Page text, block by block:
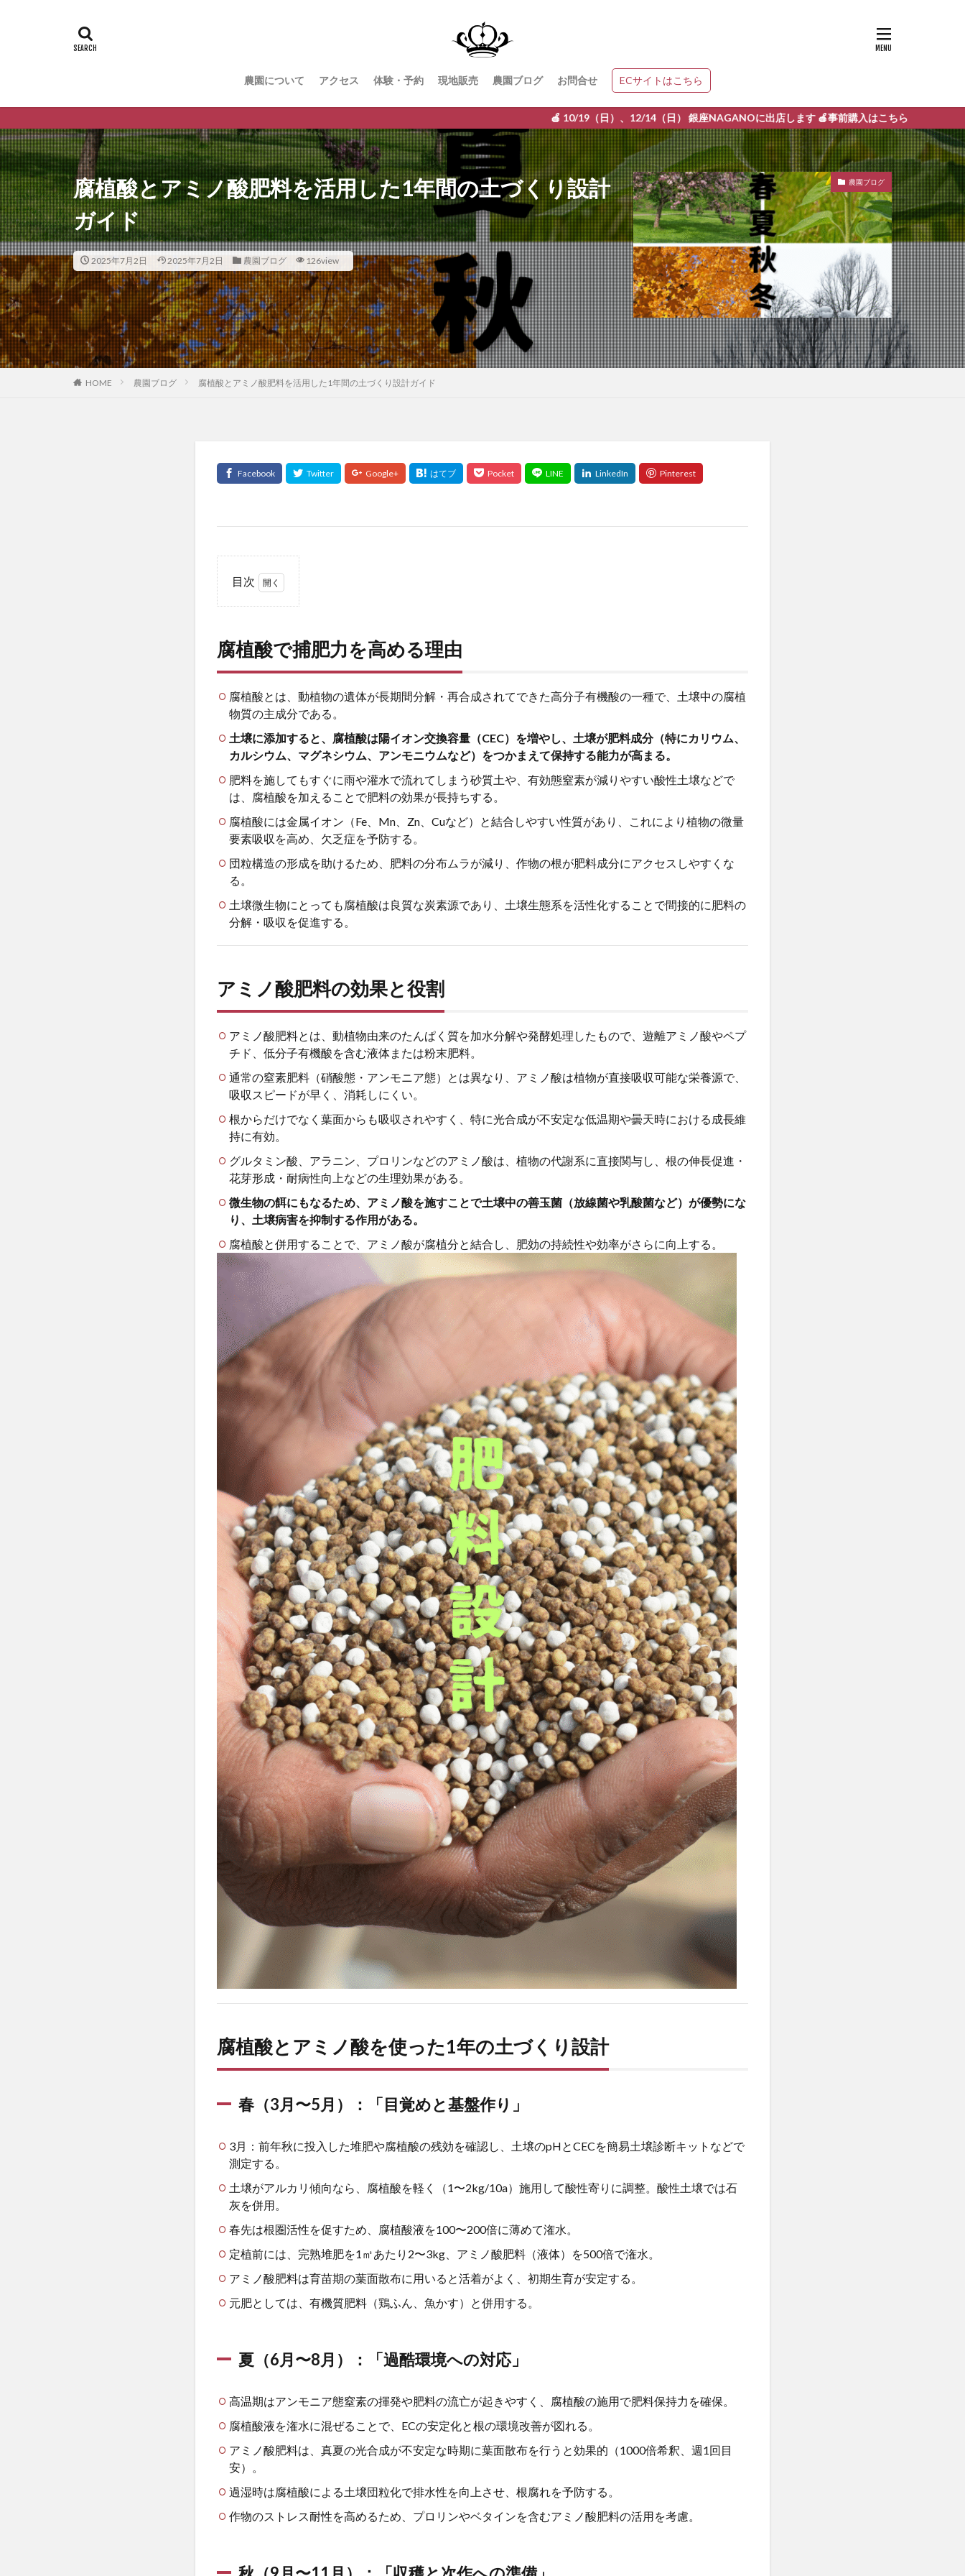
農園について アクセス 体験・予約 現地販売 農園ブログ お問合せ ECサイトはこちら
🍎 10/19（日）、12/14（日） 銀座NAGANOに出店します 🍎事前購入はこちら
腐植酸とアミノ酸肥料を活用した1年間の土づくり設計
ガイド
2025年7月2日 2025年7月2日 農園ブログ 126view
農園ブログ
HOME 農園ブログ 腐植酸とアミノ酸肥料を活用した1年間の土づくり設計ガイド
目次
酸
肥
力
を
高
め
理
由
2
ア
ミ
ノ
酸
肥
料
の
効
役
割
3
腐
酸
と
ミ
ノ
酸
を
使
っ
た1
年
の
土
づ
く
り
設
計
3.1
春（3
月〜5
月）：
「目覚
めと基
盤作
り」
3.2
夏（6
月〜8
月）：
「過酷
環境へ
の対
応」
3.3
秋（9
月〜
11
月）：
「収穫
と次作
への準
備」
3.4
冬
（12
月〜2
月）：
「休眠
期に仕
込む」
4
を
じ
戦
略
と
壌
の
ポ
ン
ト
5
お
り
に
腐植酸で捕肥力を高める理由
腐植酸とは、動植物の遺体が長期間分解・再合成されてできた高分子有機酸の一種で、土壌中の腐植
物質の主成分である。
土壌に添加すると、腐植酸は陽イオン交換容量（CEC）を増やし、土壌が肥料成分（特にカリウム、
カルシウム、マグネシウム、アンモニウムなど）をつかまえて保持する能力が高まる。
肥料を施してもすぐに雨や灌水で流れてしまう砂質土や、有効態窒素が減りやすい酸性土壌などで
は、腐植酸を加えることで肥料の効果が長持ちする。
腐植酸には金属イオン（Fe、Mn、Zn、Cuなど）と結合しやすい性質があり、これにより植物の微量
要素吸収を高め、欠乏症を予防する。
団粒構造の形成を助けるため、肥料の分布ムラが減り、作物の根が肥料成分にアクセスしやすくな
る。
土壌微生物にとっても腐植酸は良質な炭素源であり、土壌生態系を活性化することで間接的に肥料の
分解・吸収を促進する。
アミノ酸肥料の効果と役割
アミノ酸肥料とは、動植物由来のたんぱく質を加水分解や発酵処理したもので、遊離アミノ酸やペプ
チド、低分子有機酸を含む液体または粉末肥料。
通常の窒素肥料（硝酸態・アンモニア態）とは異なり、アミノ酸は植物が直接吸収可能な栄養源で、
吸収スピードが早く、消耗しにくい。
根からだけでなく葉面からも吸収されやすく、特に光合成が不安定な低温期や曇天時における成長維
持に有効。
グルタミン酸、アラニン、プロリンなどのアミノ酸は、植物の代謝系に直接関与し、根の伸長促進・
花芽形成・耐病性向上などの生理効果がある。
微生物の餌にもなるため、アミノ酸を施すことで土壌中の善玉菌（放線菌や乳酸菌など）が優勢にな
り、土壌病害を抑制する作用がある。
腐植酸と併用することで、アミノ酸が腐植分と結合し、肥効の持続性や効率がさらに向上する。
腐植酸とアミノ酸を使った1年の土づくり設計
春（3月〜5月）：「目覚めと基盤作り」
3月：前年秋に投入した堆肥や腐植酸の残効を確認し、土壌のpHとCECを簡易土壌診断キットなどで
測定する。
土壌がアルカリ傾向なら、腐植酸を軽く（1〜2kg/10a）施用して酸性寄りに調整。酸性土壌では石
灰を併用。
春先は根圏活性を促すため、腐植酸液を100〜200倍に薄めて潅水。
定植前には、完熟堆肥を1㎡あたり2〜3kg、アミノ酸肥料（液体）を500倍で潅水。
アミノ酸肥料は育苗期の葉面散布に用いると活着がよく、初期生育が安定する。
元肥としては、有機質肥料（鶏ふん、魚かす）と併用する。
夏（6月〜8月）：「過酷環境への対応」
高温期はアンモニア態窒素の揮発や肥料の流亡が起きやすく、腐植酸の施用で肥料保持力を確保。
腐植酸液を潅水に混ぜることで、ECの安定化と根の環境改善が図れる。
アミノ酸肥料は、真夏の光合成が不安定な時期に葉面散布を行うと効果的（1000倍希釈、週1回目
安）。
過湿時は腐植酸による土壌団粒化で排水性を向上させ、根腐れを予防する。
作物のストレス耐性を高めるため、プロリンやベタインを含むアミノ酸肥料の活用を考慮。